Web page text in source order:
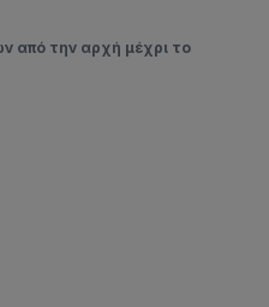
από την αρχή μέχρι το